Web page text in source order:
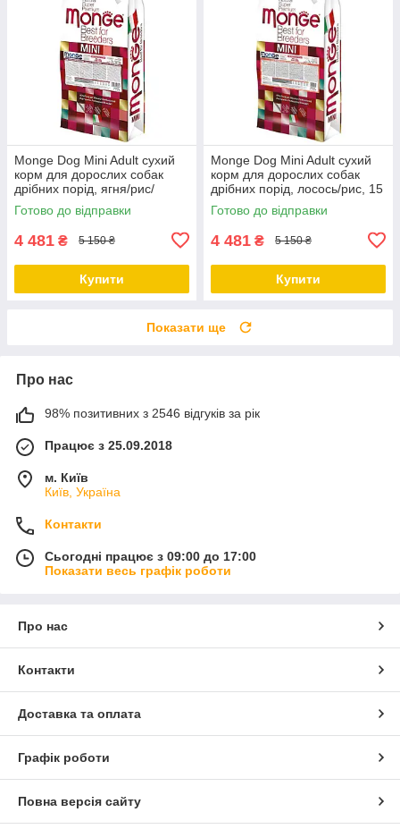
Monge Dog Mini Adult сухий
корм для дорослих собак
дрібних порід, ягня/рис/
картопля, 15 КГ
Готово до відправки
4 481 ₴ 5 150 ₴
Купити
Monge Dog Mini Adult сухий
корм для дорослих собак
дрібних порід, лосось/рис, 15
КГ
Готово до відправки
4 481 ₴ 5 150 ₴
Купити
Показати ще
Про нас
98% позитивних з 2546 відгуків за рік
Працює з 25.09.2018
м. Київ
Київ, Україна
Контакти
Сьогодні працює з 09:00 до 17:00
Показати весь графік роботи
Про нас
Контакти
Доставка та оплата
Графік роботи
Повна версія сайту